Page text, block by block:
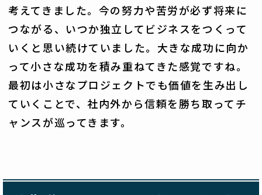
考えてきました。今の努力や苦労が必ず将来に
つながる、いつか独立してビジネスをつくって
いくと思い続けていました。大きな成功に向か
って小さな成功を積み重ねてきた感覚ですね。
最初は小さなプロジェクトでも価値を生み出し
ていくことで、社内外から信頼を勝ち取ってチ
ャンスが巡ってきます。